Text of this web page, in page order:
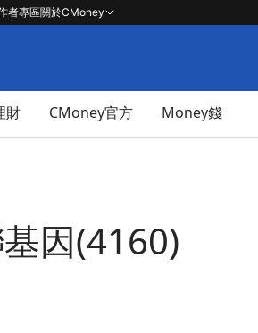
者專區關於CMoney
財 CMoney官方 Money錢
因(4160)